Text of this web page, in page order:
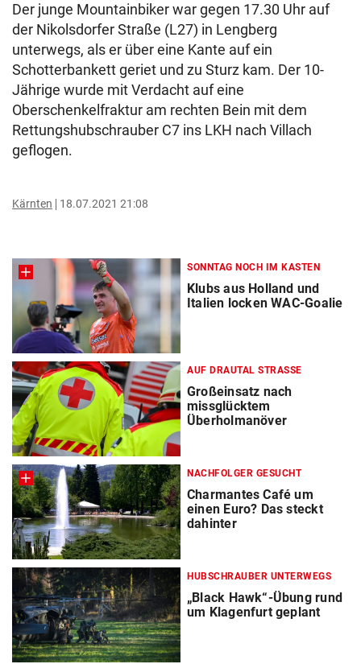
Der junge Mountainbiker war gegen 17.30 Uhr auf
der Nikolsdorfer Straße (L27) in Lengberg
unterwegs, als er über eine Kante auf ein
Schotterbankett geriet und zu Sturz kam. Der 10-
Jährige wurde mit Verdacht auf eine
Oberschenkelfraktur am rechten Bein mit dem
Rettungshubschrauber C7 ins LKH nach Villach
geflogen.
Kärnten 18.07.2021 21:08
SONNTAG NOCH IM KASTEN
Klubs aus Holland und
Italien locken WAC-Goalie
AUF DRAUTAL STRASSE
Großeinsatz nach
missglücktem
Überholmanöver
NACHFOLGER GESUCHT
Charmantes Café um
einen Euro? Das steckt
dahinter
HUBSCHRAUBER UNTERWEGS
„Black Hawk“-Übung rund
um Klagenfurt geplant